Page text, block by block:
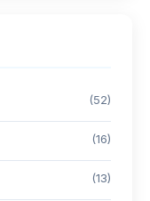
(52)
(16)
(13)